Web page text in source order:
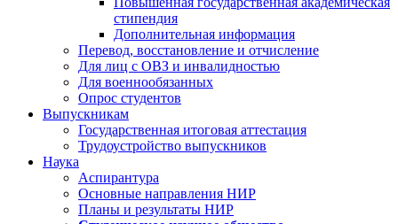
стипендия
Дополнительная информация
Перевод, восстановление и отчисление
Для лиц с ОВЗ и инвалидностью
Для военнообязанных
Опрос студентов
Выпускникам
Государственная итоговая аттестация
Трудоустройство выпускников
Наука
Аспирантура
Основные направления НИР
Планы и результаты НИР